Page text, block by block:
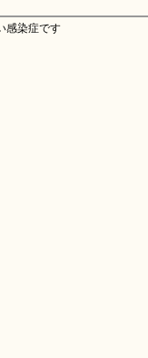
感染症です